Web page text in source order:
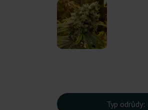
Typ odrůdy: